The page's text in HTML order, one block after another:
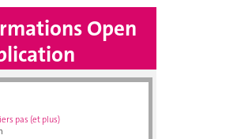
Open
pas (et plus)